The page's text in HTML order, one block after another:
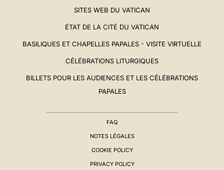
SITES WEB DU VATICAN
ÉTAT DE LA CITÉ DU VATICAN
BASILIQUES ET CHAPELLES PAPALES - VISITE VIRTUELLE
CÉLÉBRATIONS LITURGIQUES
BILLETS POUR LES AUDIENCES ET LES CÉLÉBRATIONS
PAPALES
FAQ
NOTES LÉGALES
COOKIE POLICY
PRIVACY POLICY